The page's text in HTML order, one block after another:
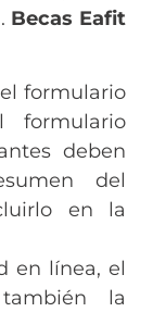
Becas Eafit
formulario
deben
del
en la
en línea, el
la